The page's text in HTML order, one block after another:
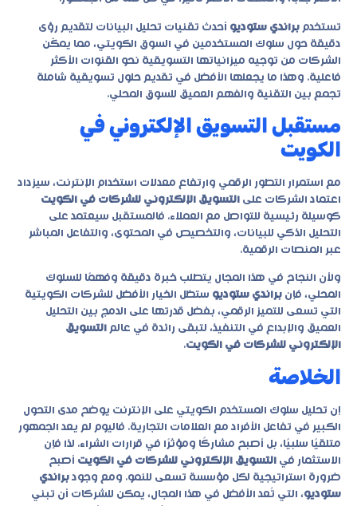
تستخدم براندي ستوديو أحدث تقنيات تحليل البيانات لتقديم رؤى
دقيقة حول سلوك المستخدمين في السوق الكويتي، مما يمكّن
الشركات من توجيه ميزانياتها التسويقية نحو القنوات الأكثر
فاعلية. وهذا ما يجعلها الأفضل في تقديم حلول تسويقية شاملة
تجمع بين التقنية والفهم العميق للسوق المحلي.
مستقبل التسويق الإلكتروني في
الكويت
مع استمرار التطور الرقمي وارتفاع معدلات استخدام الإنترنت، سيزداد
اعتماد الشركات على التسويق الإلكتروني للشركات في الكويت
كوسيلة رئيسية للتواصل مع العملاء. فالمستقبل سيعتمد على
التحليل الذكي للبيانات، والتخصيص في المحتوى، والتفاعل المباشر
عبر المنصات الرقمية.
ولأن النجاح في هذا المجال يتطلب خبرة دقيقة وفهمًا للسلوك
المحلي، فإن براندي ستوديو ستظل الخيار الأفضل للشركات الكويتية
التي تسعى للتميز الرقمي، بفضل قدرتها على الدمج بين التحليل
العميق والإبداع في التنفيذ، لتبقى رائدة في عالم التسويق
الإلكتروني للشركات في الكويت.
الخلاصة
إن تحليل سلوك المستخدم الكويتي على الإنترنت يوضح مدى التحول
الكبير في تفاعل الأفراد مع العلامات التجارية. فاليوم لم يعد الجمهور
متلقيًا سلبيًا، بل أصبح مشاركًا ومؤثرًا في قرارات الشراء. لذا فإن
الاستثمار في التسويق الإلكتروني للشركات في الكويت أصبح
ضرورة استراتيجية لكل مؤسسة تسعى للنمو. ومع وجود براندي
ستوديو، التي تُعد الأفضل في هذا المجال، يمكن للشركات أن تبني